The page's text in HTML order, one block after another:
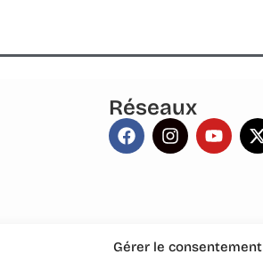
Gérer le consentement
Réseaux